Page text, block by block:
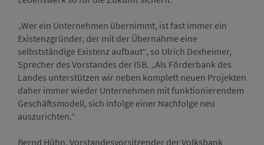
„Wer ein Unternehmen übernimmt, ist fast immer ein
Existenzgründer, der mit der Übernahme eine
selbstständige Existenz aufbaut“, so Ulrich Dexheimer,
Sprecher des Vorstandes der ISB. „Als Förderbank des
Landes unterstützen wir neben komplett neuen Projekten
daher immer wieder Unternehmen mit funktionierendem
Geschäftsmodell, sich infolge einer Nachfolge neu
auszurichten.“
Bernd Hühn, Vorstandesvorsitzender der Volksbank